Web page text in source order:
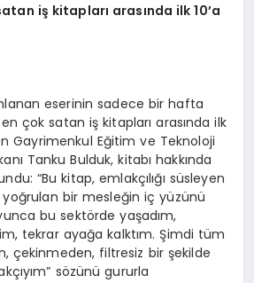
iş kitapları arasında ilk 10’a
eserinin sadece bir hafta
çok satan iş kitapları arasında ilk
Gayrimenkul Eğitim ve Teknoloji
Tanku Bulduk, kitabı hakkında
“Bu kitap, emlakçılığı süsleyen
bir mesleğin iç yüzünü
bu sektörde yaşadım,
tekrar ayağa kalktım. Şimdi tüm
çekinmeden, filtresiz bir şekilde
sözünü gururla